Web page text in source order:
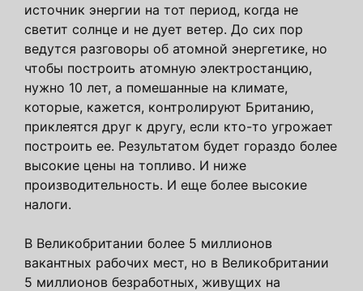
источник энергии на тот период, когда не
светит солнце и не дует ветер. До сих пор
ведутся разговоры об атомной энергетике, но
чтобы построить атомную электростанцию,
нужно 10 лет, а помешанные на климате,
которые, кажется, контролируют Британию,
приклеятся друг к другу, если кто-то угрожает
построить ее. Результатом будет гораздо более
высокие цены на топливо. И ниже
производительность. И еще более высокие
налоги.
В Великобритании более 5 миллионов
вакантных рабочих мест, но в Великобритании
5 миллионов безработных, живущих на